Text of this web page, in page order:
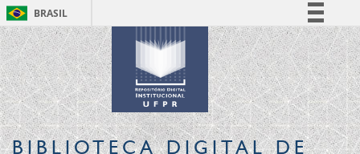
BRASIL
Simplifique!
Comunica BR
Participe
Acesso à informação
Legislação
BIBLIOTECA DIGITALDE